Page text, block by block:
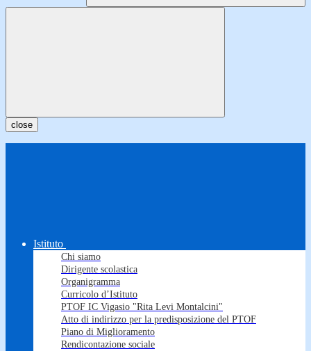
close
Istituto
Chi siamo
Dirigente scolastica
Organigramma
Curricolo d’Istituto
PTOF IC Vigasio "Rita Levi Montalcini"
Atto di indirizzo per la predisposizione del PTOF
Piano di Miglioramento
Rendicontazione sociale